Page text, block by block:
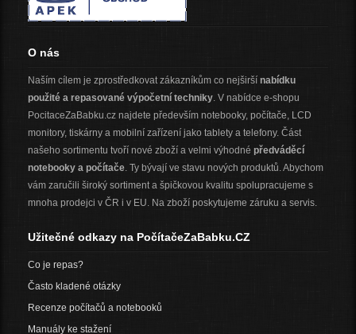
O nás
Naším cílem je zprostředkovat zákazníkům co nejširší nabídku
použité a repasované výpočetní techniky. V nabídce e-shopu
PocitaceZaBabku.cz najdete především notebooky, počítače, LCD
monitory, tiskárny a mobilní zařízení jako tablety a telefony. Část
našeho sortimentu tvoří nové zboží a velmi výhodné předváděcí
notebooky a počítače. Ty bývají ve stavu nových produktů. Abychom
vám zaručili široký sortiment a špičkovou kvalitu spolupracujeme s
mnoha prodejci v ČR i v EU. Na zboží poskytujeme záruku a servis.
Užitečné odkazy na PočítačeZaBabku.CZ
Co je repas?
Často kladené otázky
Recenze počítačů a notebooků
Manuály ke stažení